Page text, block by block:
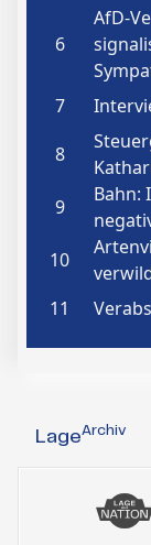
LageArchiv